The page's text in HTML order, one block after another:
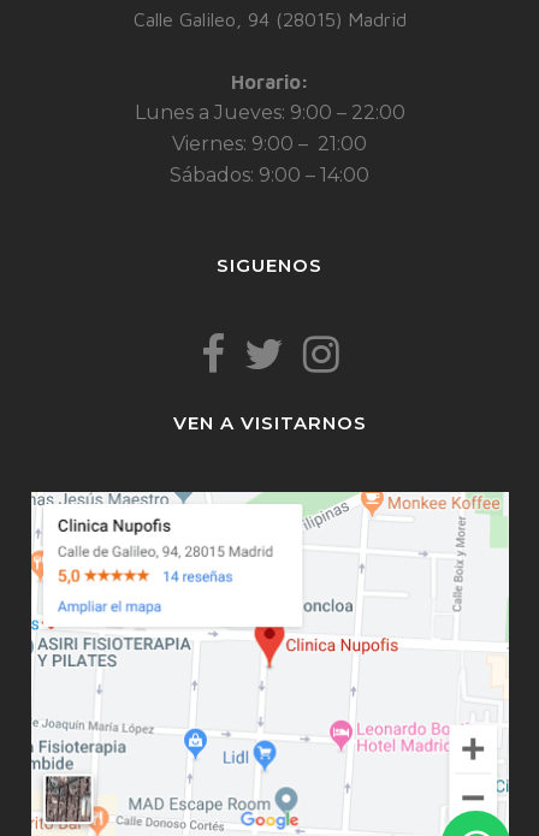
Calle Galileo, 94 (28015) Madrid
Horario:
Lunes a Jueves: 9:00 – 22:00
Viernes: 9:00 – 21:00
Sábados: 9:00 – 14:00
SIGUENOS
VEN A VISITARNOS